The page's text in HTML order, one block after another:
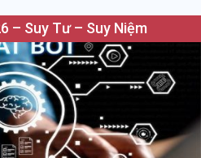
– Suy Tư – Suy Niệm